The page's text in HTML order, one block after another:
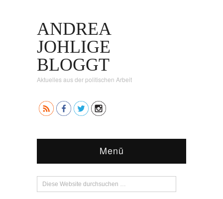
ANDREA
JOHLIGE
BLOGGT
Aktuelles aus der politischen Arbeit
Menü